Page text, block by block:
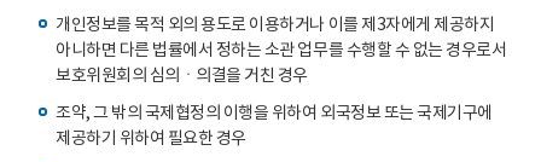
개인정보를 목적 외의 용도로 이용하거나 이를 제3자에게 제공하지
아니하면 다른 법률에서 정하는 소관 업무를 수행할 수 없는 경우로서
보호위원회의 심의ㆍ의결을 거친 경우
조약, 그 밖의 국제협정의 이행을 위하여 외국정보 또는 국제기구에
제공하기 위하여 필요한 경우